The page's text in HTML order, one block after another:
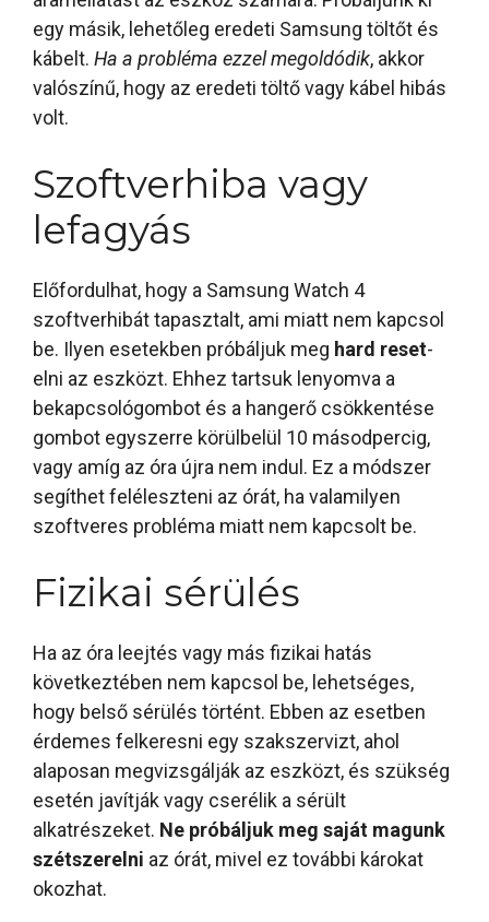
egy másik, lehetőleg eredeti Samsung töltőt és
kábelt. Ha a probléma ezzel megoldódik, akkor
valószínű, hogy az eredeti töltő vagy kábel hibás
volt.
Szoftverhiba vagy
lefagyás
Előfordulhat, hogy a Samsung Watch 4
szoftverhibát tapasztalt, ami miatt nem kapcsol
be. Ilyen esetekben próbáljuk meg hard reset-
elni az eszközt. Ehhez tartsuk lenyomva a
bekapcsológombot és a hangerő csökkentése
gombot egyszerre körülbelül 10 másodpercig,
vagy amíg az óra újra nem indul. Ez a módszer
segíthet feléleszteni az órát, ha valamilyen
szoftveres probléma miatt nem kapcsolt be.
Fizikai sérülés
Ha az óra leejtés vagy más fizikai hatás
következtében nem kapcsol be, lehetséges,
hogy belső sérülés történt. Ebben az esetben
érdemes felkeresni egy szakszervizt, ahol
alaposan megvizsgálják az eszközt, és szükség
esetén javítják vagy cserélik a sérült
alkatrészeket. Ne próbáljuk meg saját magunk
szétszerelni az órát, mivel ez további károkat
okozhat.